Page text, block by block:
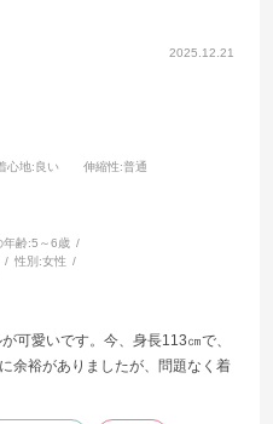
2025.12.21
心地:良い 伸縮性:普通
年齢:5～6歳
性別:女性
可愛いです。今、身長113㎝で、
余裕がありましたが、問題なく着